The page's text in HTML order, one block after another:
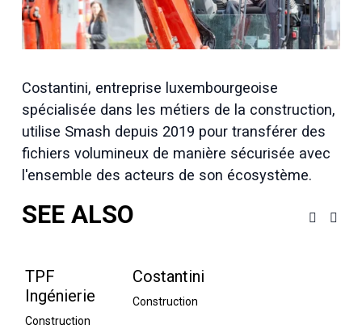
l
l
e
e
l
l
e
Costantini, entreprise luxembourgeoise
spécialisée dans les métiers de la construction,
utilise Smash depuis 2019 pour transférer des
fichiers volumineux de manière sécurisée avec
l'ensemble des acteurs de son écosystème.
SEE ALSO
TPF
Ingénierie
Construction
Costantini
Construction